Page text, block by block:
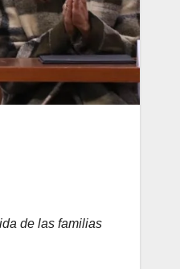
de las familias